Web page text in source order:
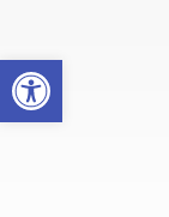
Open toolbar